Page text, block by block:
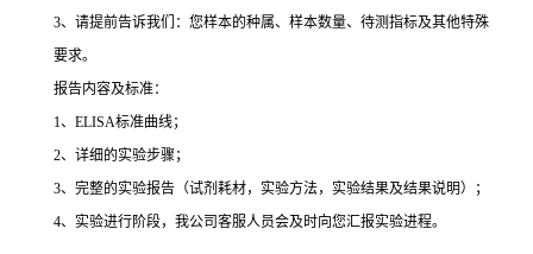
3、请提前告诉我们：您样本的种属、样本数量、待测指标及其他特殊
要求。
报告内容及标准：
1、 ELISA标准曲线；
2、详细的实验步骤；
3、完整的实验报告（试剂耗材，实验方法，实验结果及结果说明）；
4、实验进行阶段，我公司客服人员会及时向您汇报实验进程。